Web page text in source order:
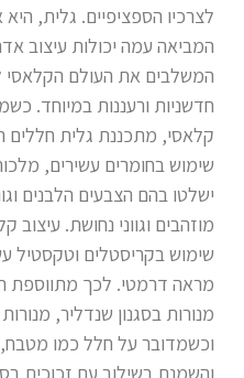
לצרכיו הספציפיים. גלית,
המביאה עמה יכולות עיצוב
המשלבים את העולם הקלאסי
חדשניות ורעננות במיוחד.
קלאסי, מתכננת גלית חללים
שימוש בחומרים עשירים,
ישלטו בהם הצבעים הלבנים
מוזהבים וגווני נחושת. עיצוב
שימוש בקריסטלים וטקסטיל
מראה דרמטי. לכך מתווספת
מנורות בסגנון שנדליר,
וכשמדובר על חלל כמו מטבח,